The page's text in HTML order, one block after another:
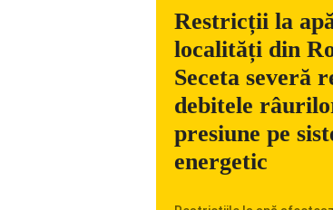
Restricții la
localități din
Seceta severă
debitele
presiune pe
energetic